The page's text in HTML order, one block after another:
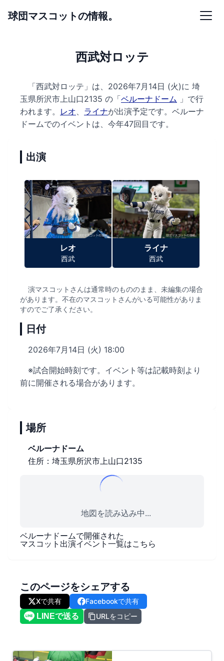
球団マスコットの情報。
西武対ロッテ
「西武対ロッテ」は、2026年7月14日 (火)に 埼
玉県所沢市上山口2135 の 「ベルーナドーム 」で行
われます。 レオ、 ライナが出演予定です。 ベルーナ
ドームでのイベントは、今年47回目です。
出演
レオ
西武
ライナ
西武
演マスコットさんは通常時のもののまま、未編集の場合
があります。不在のマスコットさんがいる可能性がありま
すのでご了承ください。
日付
2026年7月14日 (火) 18:00
※試合開始時刻です。イベント等は記載時刻より
前に開催される場合があります。
場所
ベルーナドーム
住所：埼玉県所沢市上山口2135
地図を読み込み中...
ベルーナドームで開催された
マスコット出演イベント一覧はこちら
このページをシェアする
Xで共有
Facebookで共有
URLをコピー